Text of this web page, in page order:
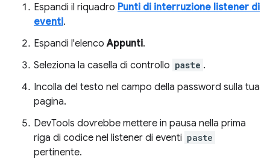
Espandi il riquadro Punti di interruzione listener di
eventi.
Espandi l'elencoAppunti.
Seleziona la casella di controllo paste .
Incolla del testo nel campo della password sulla tua
pagina.
DevTools dovrebbe mettere in pausa nella prima
riga di codice nel listener di eventi paste
pertinente.